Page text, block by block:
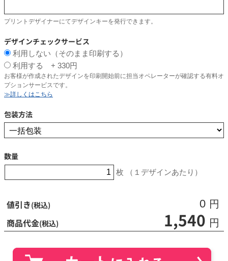
プリントデザイナーにてデザインキーを発行できます。
デザインチェックサービス
利用しない（そのまま印刷する）
利用する + 330円
お客様が作成されたデザインを印刷開始前に担当オペレーターが確認する有料オ
プションサービスです。
≫詳しくはこちら
包装方法
数量
枚 （１デザインあたり）
値引き(税込) 0 円
商品代金(税込) 1,540 円